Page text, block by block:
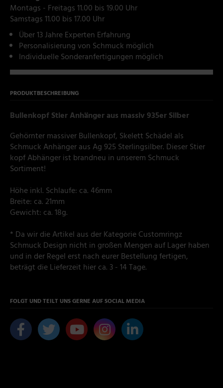
Montags - Freitags 11.00 bis 19.00 Uhr
Samstags 11.00 bis 17.00 Uhr
Über 13 Jahre Experten Erfahrung
Personalisierung von Schmuck möglich
Individuelle Sonderanfertigungen möglich
PRODUKTBESCHREIBUNG
Bullenkopf Stier Anhänger aus massiv 935er Silber
Gehörnter massiver Bullenkopf, Skelett Schädel als
Schmuck Anhänger aus Ag 925 Sterlingsilber. Dieser Stier
kopf Abhänger ist brandneu in unserem Schmuck
Sortiment!
Höhe inkl. Schlaufe: ca. 46mm
Breite: ca. 21mm
Gewicht: ca. 18g.
* Da wir die Artikel aus der Kategorie Customringz
Schmuck Design nicht in großen Mengen auf Lager haben
und in der Regel erst nach eurer Bestellung fertigen,
beträgt die Lieferzeit hier ca. 3 - 14 Tage.
FOLGT UND TEILT UNS GERNE AUF SOCIAL MEDIA